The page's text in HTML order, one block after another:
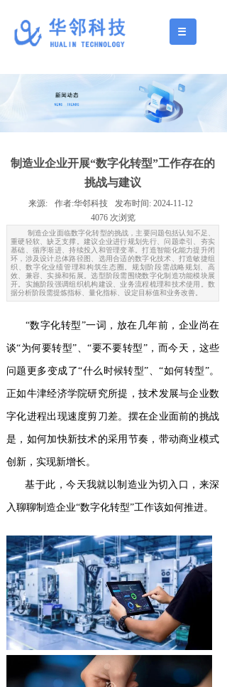
制造业企业开展“数字化转型”工作存在的
挑战与建议
来源: 作者:华邻科技 发布时间: 2024-11-12
4076 次浏览
制造企业面临数字化转型的挑战，主要问题包括认知不足、
重硬轻软、缺乏支撑。建议企业进行规划先行、问题牵引、夯实
基础、循序渐进、持续投入和管理变革。打造智能化能力提升闭
环，涉及设计总体路径图、选用合适的数字化技术、打造敏捷组
织、数字化业绩管理和构筑生态圈。规划阶段需战略规划、高
效、兼容、实操和拓展。选型阶段需围绕数字化制造功能模块展
开。实施阶段强调组织机构建设、业务流程梳理和技术使用。数
据分析阶段需提炼指标、量化指标、设定目标值和业务改善。
“数字化转型”一词，放在几年前，企业尚在
谈“为何要转型”、“要不要转型”，而今天，这些
问题更多变成了“什么时候转型”、“如何转型”。
正如牛津经济学院研究所提，技术发展与企业数
字化进程出现速度剪刀差。摆在企业面前的挑战
是，如何加快新技术的采用节奏，带动商业模式
创新，实现新增长。
基于此，今天我就以制造业为切入口，来深
入聊聊制造企业“数字化转型”工作该如何推进。